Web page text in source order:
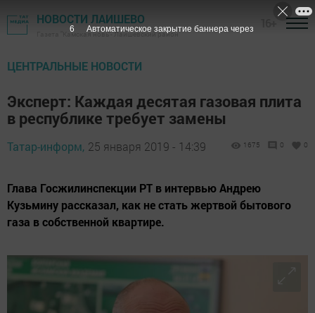
НОВОСТИ ЛАИШЕВО
Газета "Камская новь"- Лаишевский район
ЦЕНТРАЛЬНЫЕ НОВОСТИ
Эксперт: Каждая десятая газовая плита
в республике требует замены
Татар-информ, 25 января 2019 - 14:39 1675 0 0
Глава Госжилинспекции РТ в интервью Андрею
Кузьмину рассказал, как не стать жертвой бытового
газа в собственной квартире.
4 Автоматическое закрытие баннера через